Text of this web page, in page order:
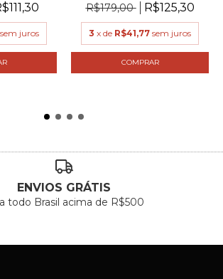
sem juros
R$179,00
R$125,30
3 x de R$41,77 sem juros
COMPRAR
ENVIOS GRÁTIS
todo Brasil acima de R$500